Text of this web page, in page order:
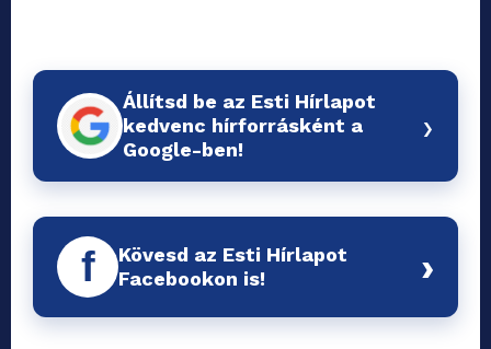
Állítsd be az Esti Hírlapot
kedvenc hírforrásként a
Google-ben!
›
f
Kövesd az Esti Hírlapot
Facebookon is!
›